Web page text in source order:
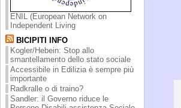
ENIL (European Network on
Independent Living
BICIPITI INFO
Kogler/Hebein: Stop allo
smantellamento dello stato sociale
Accessibile in Edilizia è sempre più
importante
Radkralle o di traino?
Sandler: il Governo riduce le